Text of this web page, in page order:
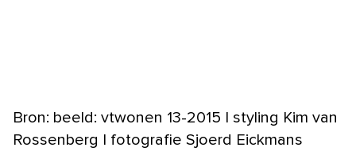
Bron: beeld: vtwonen 13-2015 | styling Kim van
Rossenberg | fotografie Sjoerd Eickmans